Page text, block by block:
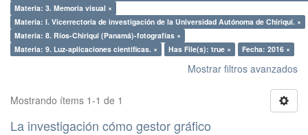
Materia: 3. Memoria visual ×
Materia: I. Vicerrectoría de investigación de la Universidad Autónoma de Chiriquí. ×
Materia: 8. Ríos-Chiriquí (Panamá)-fotografías ×
Materia: 9. Luz-aplicaciones científicas. ×
Has File(s): true × Fecha: 2016 ×
Mostrar filtros avanzados
Mostrando ítems 1-1 de 1
La investigación cómo gestor gráfico